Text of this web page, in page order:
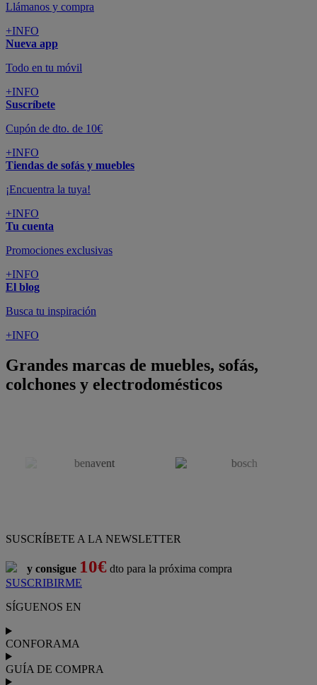
Llámanos y compra
+INFO
Nueva app
Todo en tu móvil
+INFO
Suscríbete
Cupón de dto. de 10€
+INFO
Tiendas de sofás y muebles
¡Encuentra la tuya!
+INFO
Tu cuenta
Promociones exclusivas
+INFO
El blog
Busca tu inspiración
+INFO
Grandes marcas de muebles, sofás,
colchones y electrodomésticos
SUSCRÍBETE A LA NEWSLETTER
y consigue 10€ dto para la próxima compra
SUSCRIBIRME
SÍGUENOS EN
CONFORAMA
GUÍA DE COMPRA